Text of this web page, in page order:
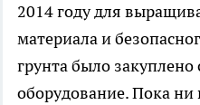
2014 году для
материала и
грунта было
оборудование. Пока